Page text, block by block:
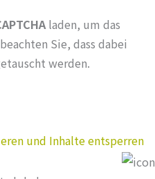
laden, um das
Sie, dass dabei
werden.
und Inhalte entsperren